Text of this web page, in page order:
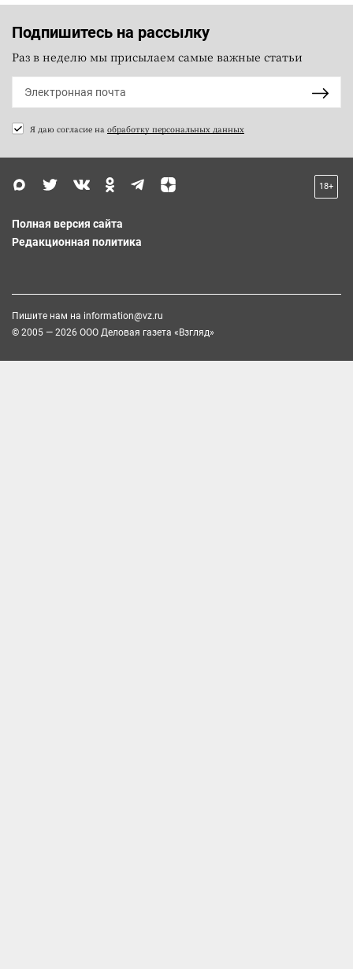
Подпишитесь на рассылку
Раз в неделю мы присылаем самые важные статьи
Я даю согласие на обработку персональных данных
18+
Полная версия сайта
Редакционная политика
Пишите нам на information@vz.ru
© 2005 — 2026 ООО Деловая газета «Взгляд»